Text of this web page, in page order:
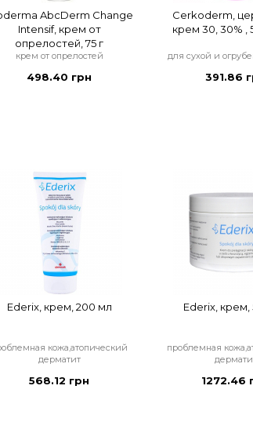
AbcDerm Change
Intensif, крем от
опрелостей, 75 г
крем от опрелостей
498.40 грн
Cerkoderm,
крем 30, 30% ,
для сухой и
391.86
Ederix, крем, 200 мл
кожа,атопический
дерматит
568.12 грн
Ederix, крем,
проблемная
1272.46